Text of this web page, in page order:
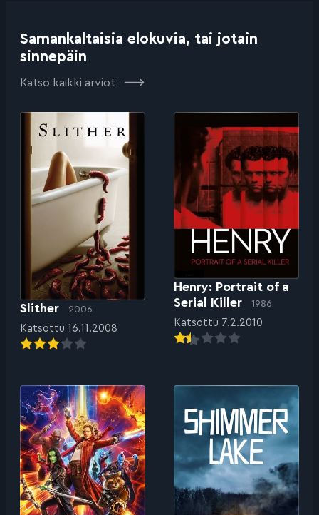
Samankaltaisia elokuvia, tai jotain
sinnepäin
Katso kaikki arviot
Slither 2006
Katsottu 16.11.2008
Henry: Portrait of a
Serial Killer
1986
Katsottu 7.2.2010